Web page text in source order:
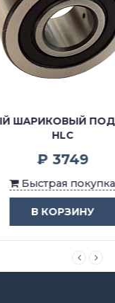
61900